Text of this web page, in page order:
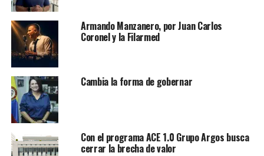
Armando Manzanero, por Juan Carlos
Coronel y la Filarmed
Cambia la forma de gobernar
Con el programa ACE 1.0 Grupo Argos busca
cerrar la brecha de valor